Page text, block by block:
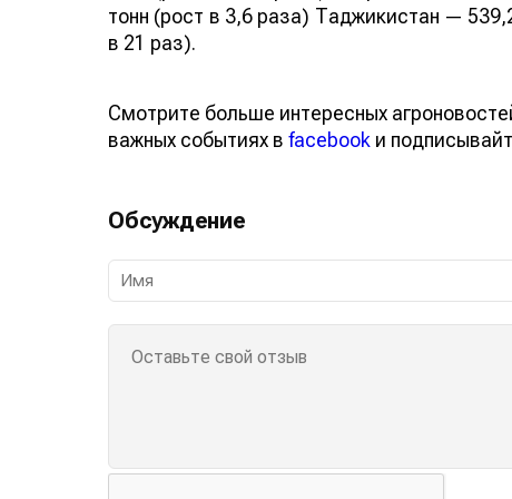
тонн (рост в 3,6 раза) Таджикистан —
в 21 раз).
Смотрите больше интересных
важных событиях в facebook и
Обсуждение